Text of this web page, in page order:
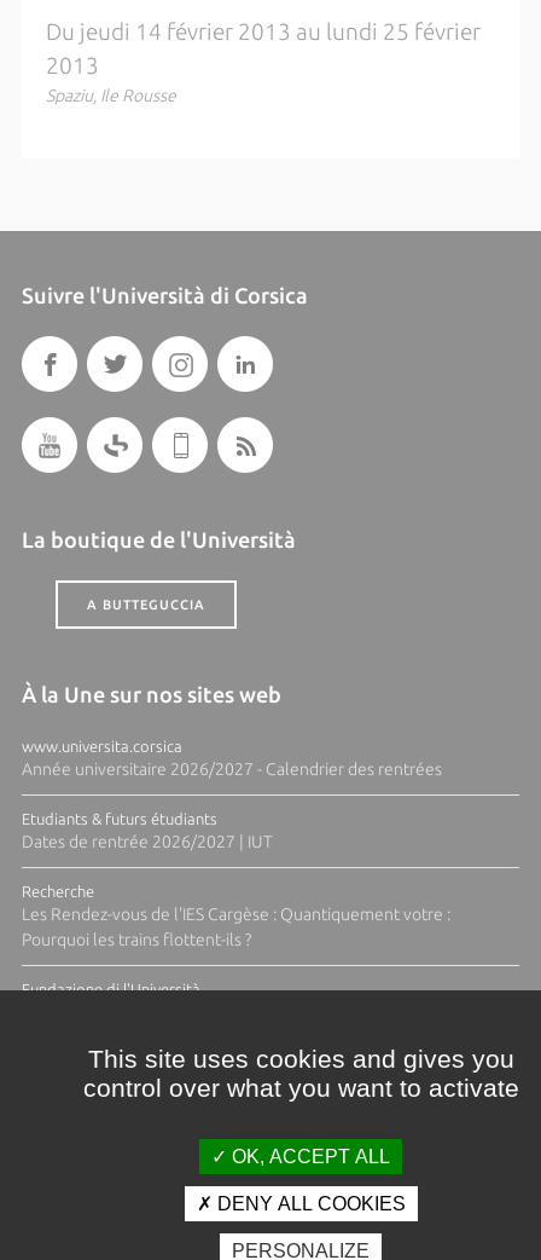
Du jeudi 14 février 2013 au lundi 25 février
2013
Spaziu, Ile Rousse
Suivre l'Università di Corsica
La boutique de l'Università
A BUTTEGUCCIA
À la Une sur nos sites web
www.universita.corsica
Année universitaire 2026/2027 - Calendrier des rentrées
Etudiants & futurs étudiants
Dates de rentrée 2026/2027 | IUT
Recherche
Les Rendez-vous de l'IES Cargèse : Quantiquement votre :
Pourquoi les trains flottent-ils ?
Fundazione di l'Università
Crédits et mentions légales
This site uses cookies and gives you
control over what you want to activate
OK, ACCEPT ALL
DENY ALL COOKIES
PERSONALIZE